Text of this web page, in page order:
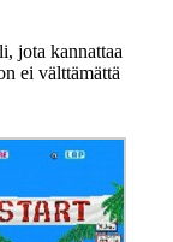
jota kannattaa
ei välttämättä